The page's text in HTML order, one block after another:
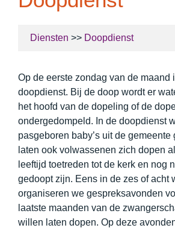
Diensten >> Doopdienst
Op de eerste zondag van de maand
doopdienst. Bij de doop wordt er
het hoofd van de dopeling of de
ondergedompeld. In de doopdienst
pasgeboren baby’s uit de gemeente
laten ook volwassenen zich dopen
leeftijd toetreden tot de kerk en nog
gedoopt zijn. Eens in de zes of acht
organiseren we gespreksavonden
laatste maanden van de
willen laten dopen. Op deze